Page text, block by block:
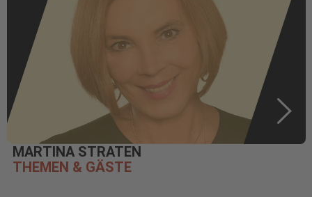
MARTINA STRATEN
THEMEN & GÄSTE